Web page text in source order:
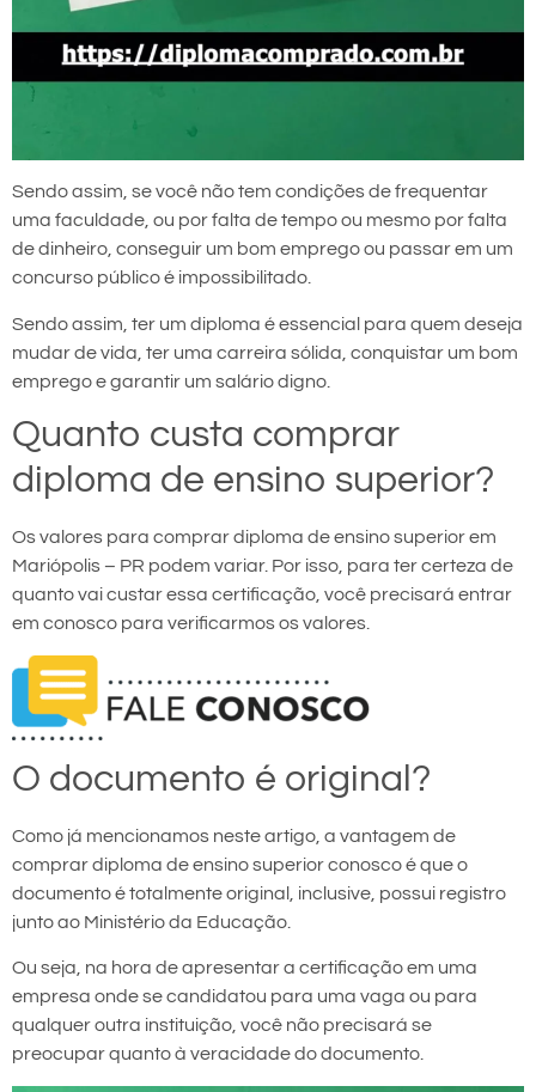
Sendo assim, se você não tem condições de frequentar
uma faculdade, ou por falta de tempo ou mesmo por falta
de dinheiro, conseguir um bom emprego ou passar em um
concurso público é impossibilitado.
Sendo assim, ter um diploma é essencial para quem deseja
mudar de vida, ter uma carreira sólida, conquistar um bom
emprego e garantir um salário digno.
Quanto custa comprar
diploma de ensino superior?
Os valores para comprar diploma de ensino superior em
Mariópolis – PR podem variar. Por isso, para ter certeza de
quanto vai custar essa certificação, você precisará entrar
em conosco para verificarmos os valores.
O documento é original?
Como já mencionamos neste artigo, a vantagem de
comprar diploma de ensino superior conosco é que o
documento é totalmente original, inclusive, possui registro
junto ao Ministério da Educação.
Ou seja, na hora de apresentar a certificação em uma
empresa onde se candidatou para uma vaga ou para
qualquer outra instituição, você não precisará se
preocupar quanto à veracidade do documento.